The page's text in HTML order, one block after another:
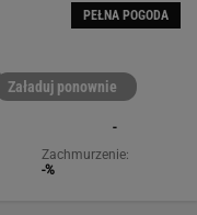
PEŁNA POGODA
Załaduj ponownie
-
Zachmurzenie:
-%